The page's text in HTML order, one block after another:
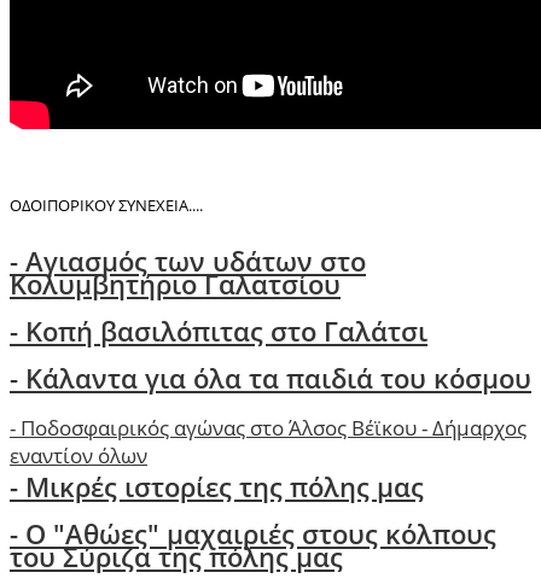
ΟΔΟΙΠΟΡΙΚΟΥ ΣΥΝΕΧΕΙΑ....
- Αγιασμός των υδάτων στο
Κολυμβητήριο Γαλατσίου
- Κοπή βασιλόπιτας στο Γαλάτσι
- Κάλαντα για όλα τα παιδιά του κόσμου
- Ποδοσφαιρικός αγώνας στο Άλσος Βέϊκου - Δήμαρχος
εναντίον όλων
- Μικρές ιστορίες της πόλης μας
- Ο "Αθώες" μαχαιριές στους κόλπους
του Σύριζα της πόλης μας